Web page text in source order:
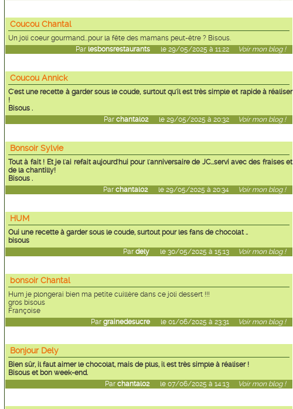
Coucou Chantal
Un joli coeur gourmand...pour la fête des mamans peut-être ? Bisous.
Par lesbonsrestaurants le 29/05/2025 à 11:22 Voir mon blog !
Coucou Annick
C'est une recette à garder sous le coude, surtout qu'il est très simple et rapide à réaliser
!
Bisous .
Par chantal02le 29/05/2025 à 20:32 Voir mon blog !
Bonsoir Sylvie
Tout à fait ! Et je l'ai refait aujourd'hui pour l'anniversaire de JC...servi avec des fraises et
de la chantilly!
Bisous .
Par chantal02le 29/05/2025 à 20:34 Voir mon blog !
HUM
Oui une recette à garder sous le coude, surtout pour les fans de chocolat ..
bisous
Par dely le 30/05/2025 à 15:13 Voir mon blog !
bonsoir Chantal
Hum je plongerai bien ma petite cuillère dans ce joli dessert !!!
gros bisous
Françoise
Par grainedesucrele 01/06/2025 à 23:31 Voir mon blog !
Bonjour Dely
Bien sûr, il faut aimer le chocolat, mais de plus, il est très simple à réaliser !
Bisous et bon week-end.
Par chantal02le 07/06/2025 à 14:13 Voir mon blog !